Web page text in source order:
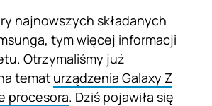
najnowszych składanych
tym więcej informacji
Otrzymaliśmy już
temat urządzenia Galaxy Z
procesora. Dziś pojawiła się